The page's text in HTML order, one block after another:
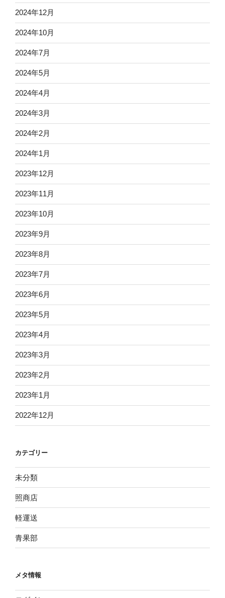
2024年12月
2024年10月
2024年7月
2024年5月
2024年4月
2024年3月
2024年2月
2024年1月
2023年12月
2023年11月
2023年10月
2023年9月
2023年8月
2023年7月
2023年6月
2023年5月
2023年4月
2023年3月
2023年2月
2023年1月
2022年12月
カテゴリー
未分類
照商店
軽運送
青果部
メタ情報